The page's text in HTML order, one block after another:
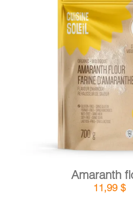
ADD TO CART /
Amaranth
11,99 $